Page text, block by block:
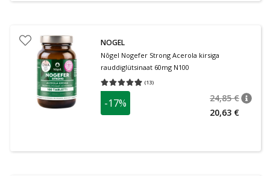
NOGEL
Nõgel Nogefer Strong Acerola kirsiga
rauddiglütsinaat 60mg N100
(13)
Keskmine hinnang 4.92
-17% 24,85 €
20,63 €